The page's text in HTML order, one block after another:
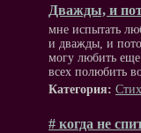
Дважды, и
мне испытать
и дважды, и
могу любить еще
всех полюбить
Категория:
# когда не